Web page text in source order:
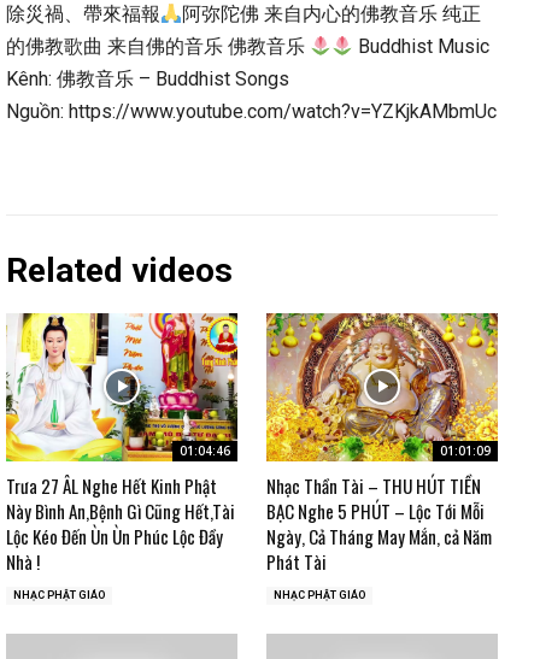
除災禍、帶來福報
阿弥陀佛 来自内心的佛教音乐 纯正
的佛教歌曲 来自佛的音乐 佛教音乐
Buddhist Music
Kênh: 佛教音乐 – Buddhist Songs
Nguồn: https://www.youtube.com/watch?v=YZKjkAMbmUc
Related videos
01:04:46
Trưa 27 ÂL Nghe Hết Kinh Phật
Này Bình An,Bệnh Gì Cũng Hết,Tài
Lộc Kéo Đến Ùn Ùn Phúc Lộc Đầy
Nhà !
NHẠC PHẬT GIÁO
01:01:09
Nhạc Thần Tài – THU HÚT TIỀN
BẠC Nghe 5 PHÚT – Lộc Tới Mỗi
Ngày, Cả Tháng May Mắn, cả Năm
Phát Tài
NHẠC PHẬT GIÁO